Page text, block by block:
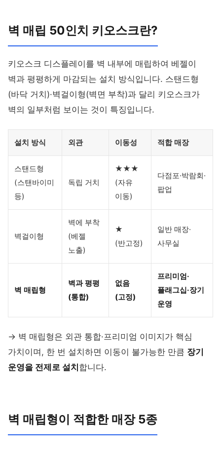
벽 매립 50인치 키오스크란?
키오스크 디스플레이를 벽 내부에 매립하여 베젤이
벽과 평평하게 마감되는 설치 방식입니다. 스탠드형
(바닥 거치)·벽걸이형(벽면 부착)과 달리 키오스크가
벽의 일부처럼 보이는 것이 특징입니다.
설치 방식 외관 이동성 적합 매장
스탠드형
(스탠바이미
등)
독립 거치
★★★
(자유
이동)
다점포·박람회·
팝업
벽걸이형
벽에 부착
(베젤
노출)
★
(반고정)
일반 매장·
사무실
벽 매립형
벽과 평평
(통합)
없음
(고정)
프리미엄·
플래그십·장기
운영
→ 벽 매립형은 외관 통합·프리미엄 이미지가 핵심
가치이며, 한 번 설치하면 이동이 불가능한 만큼 장기
운영을 전제로 설치 합니다.
벽 매립형이 적합한 매장 5종